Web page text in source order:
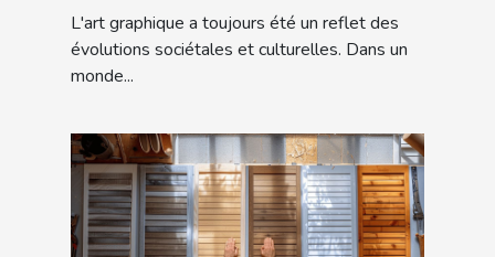
lithographies modernes
L'art graphique a toujours été un reflet des
évolutions sociétales et culturelles. Dans un
monde...